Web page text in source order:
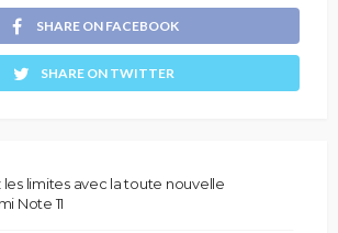
SHARE ON FACEBOOK
SHARE ON TWITTER
les limites avec la toute nouvelle
Note 11